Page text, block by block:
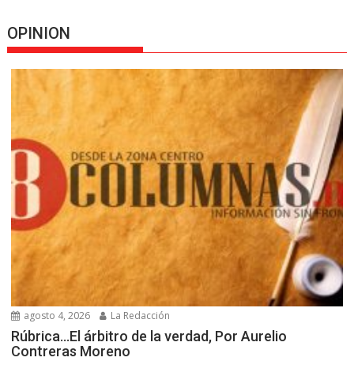
OPINION
agosto 4, 2026 La Redacción
Rúbrica…El árbitro de la verdad, Por Aurelio
Contreras Moreno